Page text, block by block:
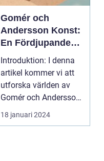
Gomér och
Andersson Konst:
En Fördjupande
Översikt
Introduktion: I denna
artikel kommer vi att
utforska världen av
Gomér och Andersson
konst, dess olik...
18 januari 2024